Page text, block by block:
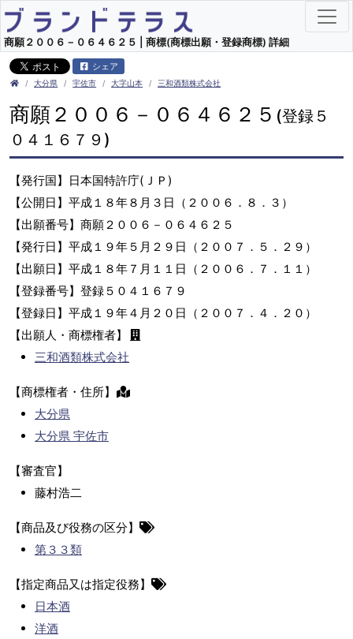
商願２００６－０６４６２５ | 商標(商標出願・登録商標) 詳細
シェア
大分県 宇佐市 大字山本 三和酒類株式会社
商願２００６－０６４６２５ (登録５
０４１６７９)
【発行国】日本国特許庁(ＪＰ)
【公開日】平成１８年８月３日（２００６．８．３）
【出願番号】商願２００６－０６４６２５
【発行日】平成１９年５月２９日（２００７．５．２９）
【出願日】平成１８年７月１１日（２００６．７．１１）
【登録番号】登録５０４１６７９
【登録日】平成１９年４月２０日（２００７．４．２０）
【出願人・商標権者】
三和酒類株式会社
【商標権者・住所】
大分県
大分県 宇佐市
【審査官】
藤村浩二
【商品及び役務の区分】
第３３類
【指定商品又は指定役務】
日本酒
洋酒